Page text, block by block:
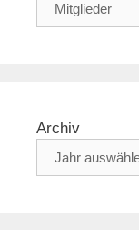
Archiv